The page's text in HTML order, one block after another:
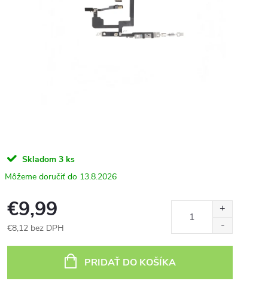
Skladom 3 ks
13.8.2026
€9,99
€8,12 bez DPH
PRIDAŤ DO KOŠÍKA